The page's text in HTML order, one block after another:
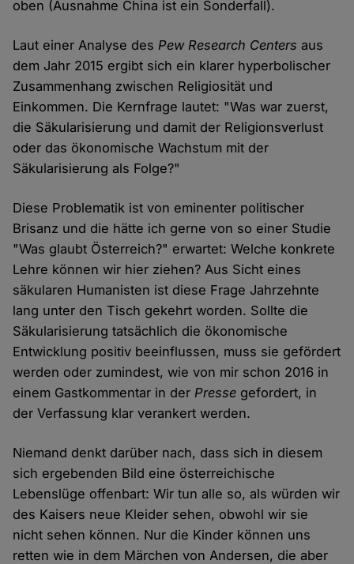
oben (Ausnahme China ist ein Sonderfall).
Laut einer Analyse desPew Research Centers aus
dem Jahr 2015 ergibt sich ein klarer hyperbolischer
Zusammenhang zwischen Religiosität und
Einkommen. Die Kernfrage lautet: "Was war zuerst,
die Säkularisierung und damit der Religionsverlust
oder das ökonomische Wachstum mit der
Säkularisierung als Folge?"
Diese Problematik ist von eminenter politischer
Brisanz und die hätte ich gerne von so einer Studie
"Was glaubt Österreich?" erwartet: Welche konkrete
Lehre können wir hier ziehen? Aus Sicht eines
säkularen Humanisten ist diese Frage Jahrzehnte
lang unter den Tisch gekehrt worden. Sollte die
Säkularisierung tatsächlich die ökonomische
Entwicklung positiv beeinflussen, muss sie gefördert
werden oder zumindest, wie von mir schon 2016 in
einem Gastkommentar in derPresse gefordert, in
der Verfassung klar verankert werden.
Niemand denkt darüber nach, dass sich in diesem
sich ergebenden Bild eine österreichische
Lebenslüge offenbart: Wir tun alle so, als würden wir
des Kaisers neue Kleider sehen, obwohl wir sie
nicht sehen können. Nur die Kinder können uns
retten wie in dem Märchen von Andersen, die aber
Cookies